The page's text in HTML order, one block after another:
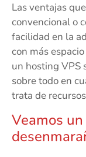
Las ventajas
convencional o
facilidad en la
con más
un hosting VPS
sobre todo en
trata de
Veamos